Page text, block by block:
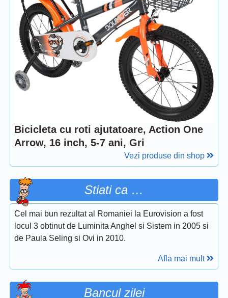
Bicicleta cu roti ajutatoare, Action One
Arrow, 16 inch, 5-7 ani, Gri
Vezi produse din shop
Stiati ca …
Cel mai bun rezultat al Romaniei la Eurovision a fost
locul 3 obtinut de Luminita Anghel si Sistem in 2005 si
de Paula Seling si Ovi in 2010.
Afla mai mult
Bancul zilei